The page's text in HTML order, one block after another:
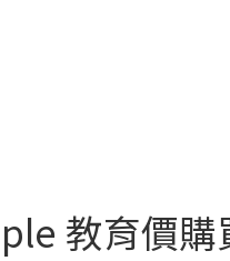
教育價